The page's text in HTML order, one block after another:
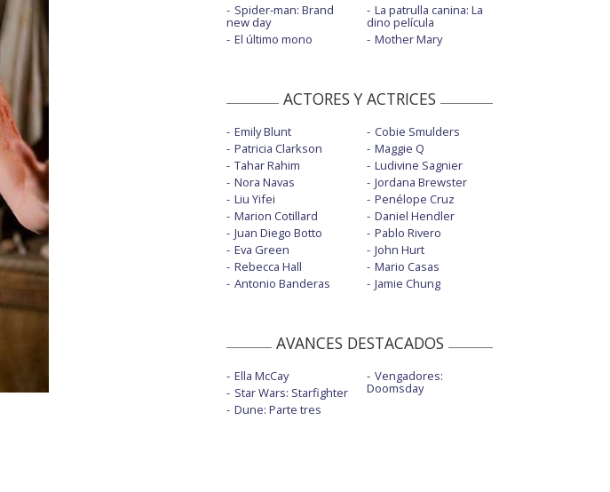
Spider-man: Brand
new day
El último mono
La patrulla canina: La
dino película
Mother Mary
ACTORES Y ACTRICES
Emily Blunt
Patricia Clarkson
Tahar Rahim
Nora Navas
Liu Yifei
Marion Cotillard
Juan Diego Botto
Eva Green
Rebecca Hall
Antonio Banderas
Cobie Smulders
Maggie Q
Ludivine Sagnier
Jordana Brewster
Penélope Cruz
Daniel Hendler
Pablo Rivero
John Hurt
Mario Casas
Jamie Chung
AVANCES DESTACADOS
Ella McCay
Star Wars: Starfighter
Dune: Parte tres
Vengadores:
Doomsday